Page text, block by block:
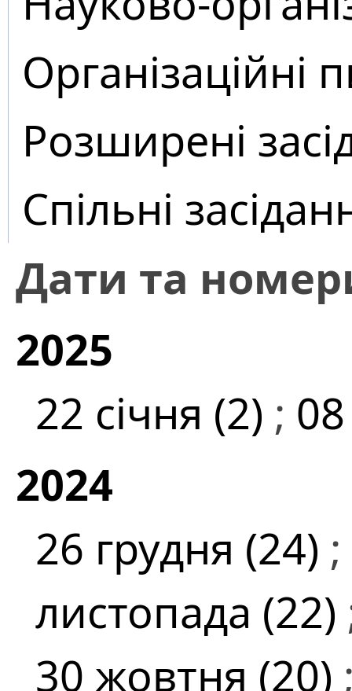
Організаційні
Розширені
Спільні
Дати та
2025
22 січня (2) ;
2024
26 грудня (24) ;
листопада (22)
30 жовтня (20)